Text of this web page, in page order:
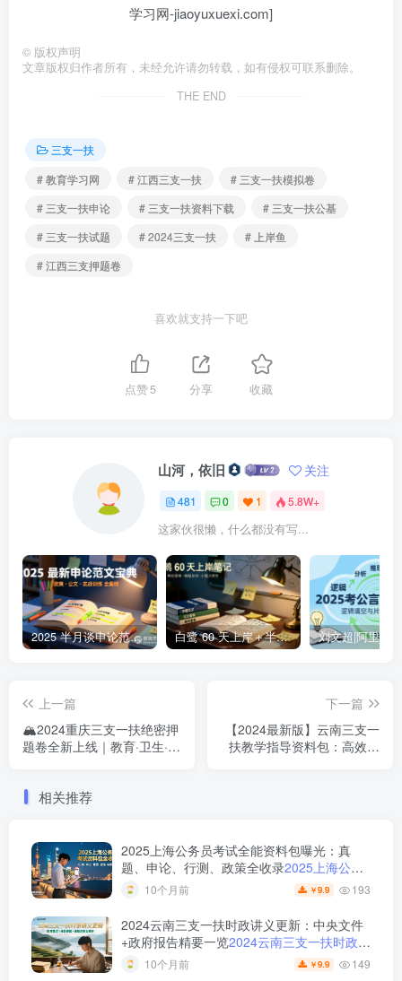
学习网-jiaoyuxuexi.com]
© 版权声明
文章版权归作者所有，未经允许请勿转载，如有侵权可联系删除。
THE END
三支一扶
# 教育学习网
# 江西三支一扶
# 三支一扶模拟卷
# 三支一扶申论
# 三支一扶资料下载
# 三支一扶公基
# 三支一扶试题
# 2024三支一扶
# 上岸鱼
# 江西三支押题卷
喜欢就支持一下吧
点赞5 分享 收藏
山河，依旧 关注
481 0 1 5.8W+
这家伙很懒，什么都没有写...
2025 半月谈申论范文宝典 | 236 页高分范文与深度点评，一本掌握公文 +大作文 +核心主题2025 半月谈申论范文宝典：236 页范文 + 实战训练 +高分模板 白鹭 60 天上岸＋半月谈整体笔记集结 | 2024–2025 年申论思维全盘梳理白鹭半月谈申论笔记全集：60天上岸＋大作文＋小题＋解题总结
上一篇
🏔️2024重庆三支一扶绝密押
题卷全新上线｜教育·卫生·综
下一篇
【2024最新版】云南三支一
扶教学指导资料包：高效通
相关推荐
2025上海公务员考试全能资料包曝光：真
题、申论、行测、政策全收录2025上海公务
员考试全能资料包｜含历年真题+行测申论解
析+市政热点合集｜教育学习网
10个月前 ￥9.9 193
2024云南三支一扶时政讲义更新：中央文件
+政府报告精要一览2024云南三支一扶时政讲
义更新｜中央文件重点解析与思维导图梳理
10个月前 ￥9.9 149